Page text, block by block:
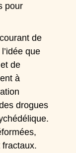
pour
de
que
de
à
drogues